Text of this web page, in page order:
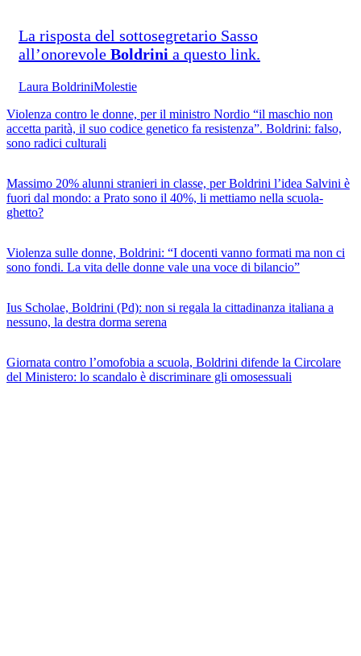
La risposta del sottosegretario Sasso
all’onorevole Boldrini a questo link.
Laura BoldriniMolestie
Violenza contro le donne, per il ministro Nordio “il maschio non
accetta parità, il suo codice genetico fa resistenza”. Boldrini: falso,
sono radici culturali
Massimo 20% alunni stranieri in classe, per Boldrini l’idea Salvini è
fuori dal mondo: a Prato sono il 40%, li mettiamo nella scuola-
ghetto?
Violenza sulle donne, Boldrini: “I docenti vanno formati ma non ci
sono fondi. La vita delle donne vale una voce di bilancio”
Ius Scholae, Boldrini (Pd): non si regala la cittadinanza italiana a
nessuno, la destra dorma serena
Giornata contro l’omofobia a scuola, Boldrini difende la Circolare
del Ministero: lo scandalo è discriminare gli omosessuali